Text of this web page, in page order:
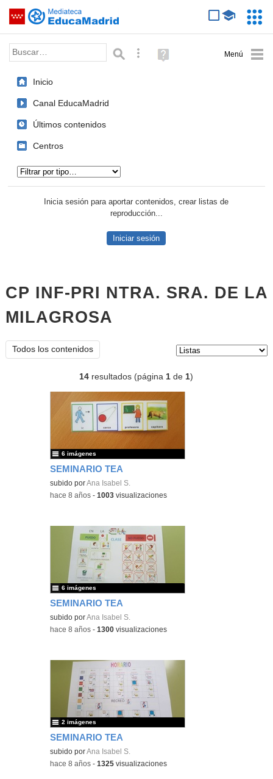
Saltar navegación
Palabra o frase: Búsqueda avanzada
Ayuda
(en
Inicio
Canal EducaMadrid
Últimos contenidos
Centros
Inicia sesión para aportar contenidos, crear listas de
reproducción...
Iniciar sesión
CP INF-PRI NTRA. SRA. DE LA
MILAGROSA
Todos los contenidos
14 resultados (página1 de1)
SEMINARIO TEA
subido porAna Isabel S.
6 imágenes
-hace 8 años -1003 visualizaciones
SEMINARIO TEA
subido porAna Isabel S.
6 imágenes
-hace 8 años -1300 visualizaciones
SEMINARIO TEA
subido porAna Isabel S.
2 imágenes
-hace 8 años -1325 visualizaciones